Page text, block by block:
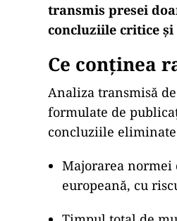
transmis presei
concluziile critice
Ce conținea
Analiza transmisă
formulate de
concluziile